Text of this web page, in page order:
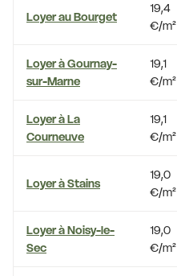
Loyer au Bourget
19,4
€/m²
Loyer à Gournay-
sur-Marne
19,1
€/m²
Loyer à La
Courneuve
19,1
€/m²
Loyer à Stains
19,0
€/m²
Loyer à Noisy-le-
Sec
19,0
€/m²